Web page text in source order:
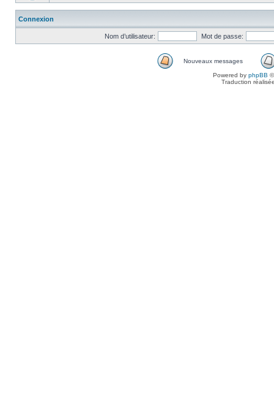
Connexion
Nom d’utilisateur: Mot de passe:
Nouveaux messages
Powered by phpBB
Traduction